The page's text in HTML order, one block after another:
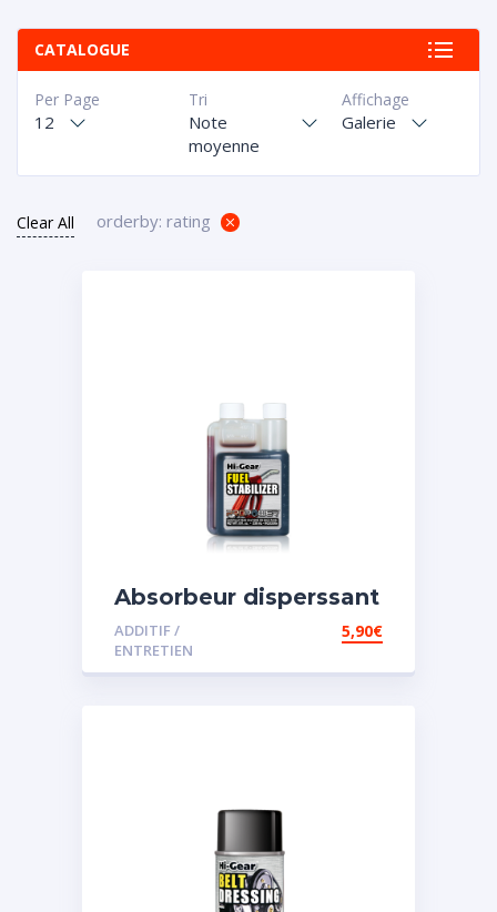
CATALOGUE
Affichage
Galerie
Tri
Note
moyenne
Per Page
12
Clear All orderby: rating
Absorbeur disperssant
d’eau pour carburant
ADDITIF /
ENTRETIEN
5,90€